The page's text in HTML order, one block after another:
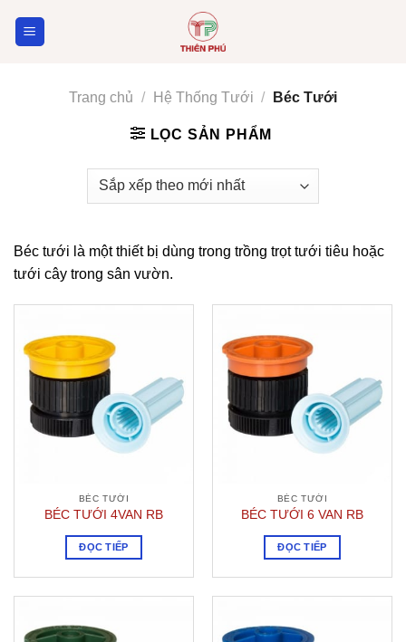
Trang chủ / Hệ Thống Tưới / Béc Tưới
LỌC SẢN PHẨM
Béc tưới là một thiết bị dùng trong trồng trọt tưới tiêu hoặc
tưới cây trong sân vườn.
BÉC TƯỚI
BÉC TƯỚI 4VAN RB
ĐỌC TIẾP
BÉC TƯỚI
BÉC TƯỚI 6 VAN RB
ĐỌC TIẾP